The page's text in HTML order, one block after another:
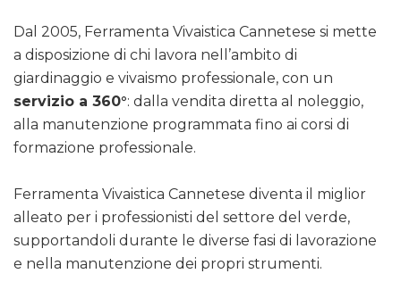
Dal 2005, Ferramenta Vivaistica Cannetese si mette
a disposizione di chi lavora nell’ambito di
giardinaggio e vivaismo professionale, con un
servizio a 360°: dalla vendita diretta al noleggio,
alla manutenzione programmata fino ai corsi di
formazione professionale.
Ferramenta Vivaistica Cannetese diventa il miglior
alleato per i professionisti del settore del verde,
supportandoli durante le diverse fasi di lavorazione
e nella manutenzione dei propri strumenti.